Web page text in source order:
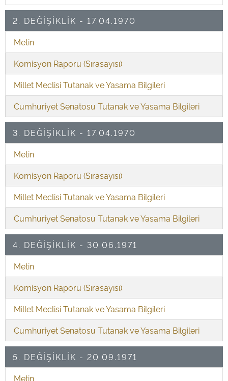
2. DEĞİŞİKLİK - 17.04.1970
Metin
Komisyon Raporu (Sırasayısı)
Millet Meclisi Tutanak ve Yasama Bilgileri
Cumhuriyet Senatosu Tutanak ve Yasama Bilgileri
3. DEĞİŞİKLİK - 17.04.1970
Metin
Komisyon Raporu (Sırasayısı)
Millet Meclisi Tutanak ve Yasama Bilgileri
Cumhuriyet Senatosu Tutanak ve Yasama Bilgileri
4. DEĞİŞİKLİK - 30.06.1971
Metin
Komisyon Raporu (Sırasayısı)
Millet Meclisi Tutanak ve Yasama Bilgileri
Cumhuriyet Senatosu Tutanak ve Yasama Bilgileri
5. DEĞİŞİKLİK - 20.09.1971
Metin